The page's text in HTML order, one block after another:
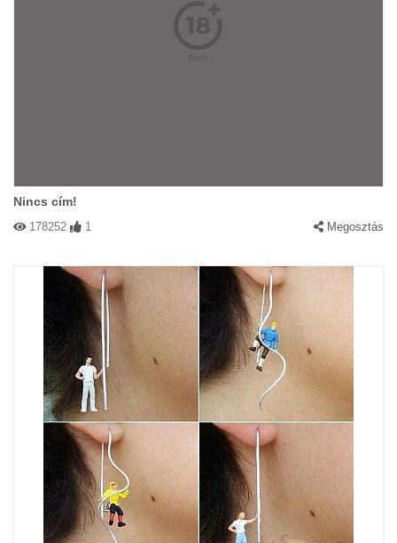
Nincs cím!
178252 1 Megosztás